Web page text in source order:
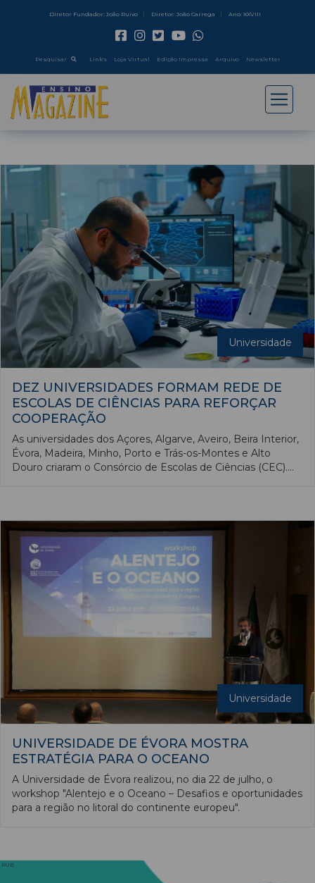
Diretor Fundador: João Ruivo Diretor: João Carrega Ano: XXVIII
Pesquisar Link's Loja Virtual Edição Impressa Arquivo Newsletter
Universidade
DEZ UNIVERSIDADES FORMAM REDE DE
ESCOLAS DE CIÊNCIAS PARA REFORÇAR
COOPERAÇÃO
As universidades dos Açores, Algarve, Aveiro, Beira Interior,
Évora, Madeira, Minho, Porto e Trás-os-Montes e Alto
Douro criaram o Consórcio de Escolas de Ciências (CEC).
Universidade
UNIVERSIDADE DE ÉVORA MOSTRA
ESTRATÉGIA PARA O OCEANO
A Universidade de Évora realizou, no dia 22 de julho, o
workshop "Alentejo e o Oceano – Desafios e oportunidades
para a região no litoral do continente europeu".
PUB